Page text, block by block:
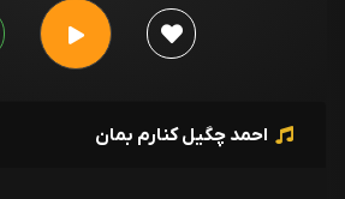
احمد چگیل کنارم بمان